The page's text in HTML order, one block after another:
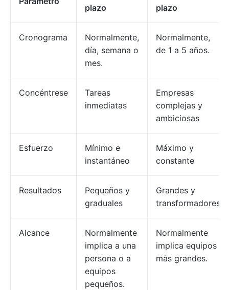
plazo plazo
Cronograma
Normalmente,
día, semana o
mes.
Normalmente,
de 1 a 5 años.
Concéntrese
Tareas
inmediatas
Empresas
complejas y
ambiciosas
Esfuerzo
Mínimo e
instantáneo
Máximo y
constante
Resultados
Pequeños y
graduales
Grandes y
transformadores
Alcance
Normalmente
implica a una
persona o a
equipos
pequeños.
Normalmente
implica equipos
más grandes.